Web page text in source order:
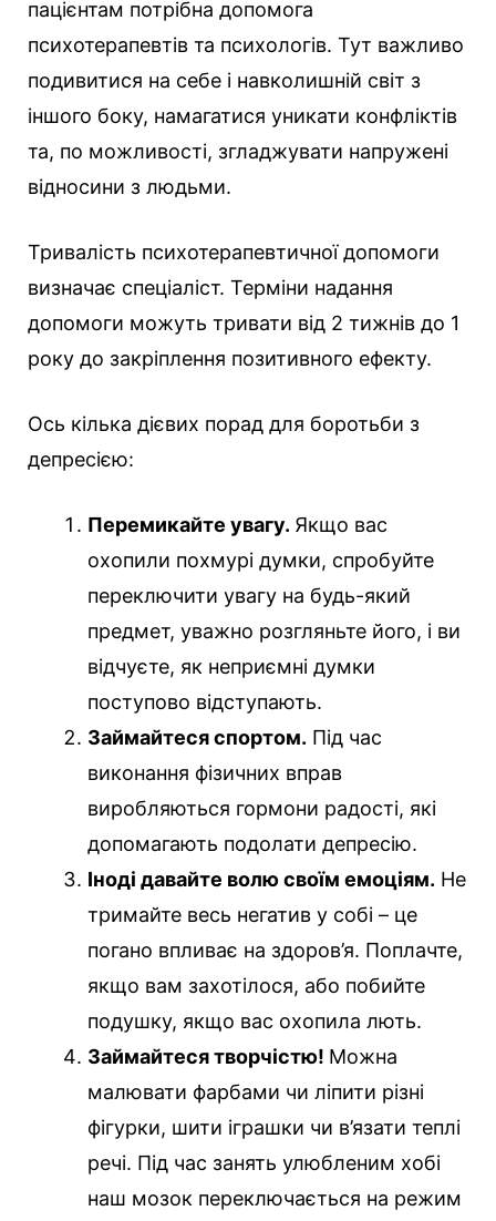
пацієнтам потрібна допомога
психотерапевтів та психологів. Тут важливо
подивитися на себе і навколишній світ з
іншого боку, намагатися уникати конфліктів
та, по можливості, згладжувати напружені
відносини з людьми.
Тривалість психотерапевтичної допомоги
визначає спеціаліст. Терміни надання
допомоги можуть тривати від 2 тижнів до 1
року до закріплення позитивного ефекту.
Ось кілька дієвих порад для боротьби з
депресією:
Перемикайте увагу. Якщо вас
охопили похмурі думки, спробуйте
переключити увагу на будь-який
предмет, уважно розгляньте його, і ви
відчуєте, як неприємні думки
поступово відступають.
Займайтеся спортом. Під час
виконання фізичних вправ
виробляються гормони радості, які
допомагають подолати депресію.
Іноді давайте волю своїм емоціям. Не
тримайте весь негатив у собі – це
погано впливає на здоров’я. Поплачте,
якщо вам захотілося, або побийте
подушку, якщо вас охопила лють.
Займайтеся творчістю! Можна
малювати фарбами чи ліпити різні
фігурки, шити іграшки чи в’язати теплі
речі. Під час занять улюбленим хобі
наш мозок переключається на режим